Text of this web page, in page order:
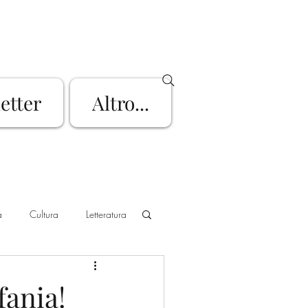
Altro...
Cultura Letteratura
Mountain Bike